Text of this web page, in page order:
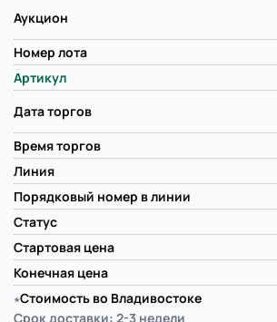
Аукцион
Номер лота
Артикул
Дата торгов
Время торгов
Линия
Порядковый номер в линии
Статус
Стартовая цена
Конечная цена
∗Стоимость во Владивостоке
Срок доставки: 2-3 недели